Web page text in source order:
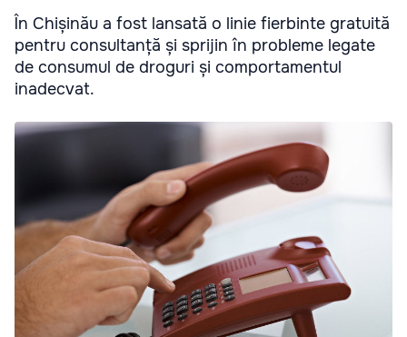
În Chișinău a fost lansată o linie fierbinte gratuită
pentru consultanță și sprijin în probleme legate
de consumul de droguri și comportamentul
inadecvat.